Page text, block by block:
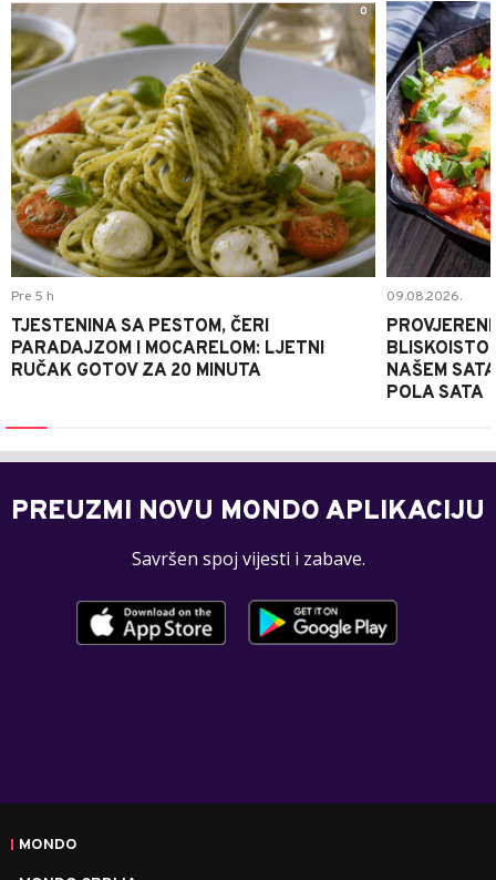
0
Pre 5 h
TJESTENINA SA PESTOM, ČERI
PARADAJZOM I MOCARELOM: LJETNI
RUČAK GOTOV ZA 20 MINUTA
09.08.2026.
NAŠEM
POLA SATA
PREUZMI NOVU MONDO APLIKACIJU
Savršen spoj vijesti i zabave.
MONDO